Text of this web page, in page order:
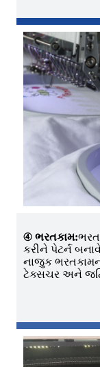
④ ભરતકામ:
કરીને પેટર્ન
નાજુક
ટેક્સચર અને